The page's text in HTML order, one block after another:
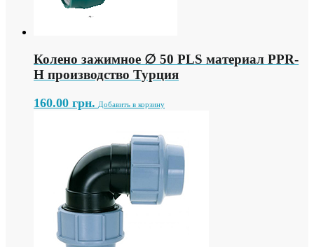
Колено зажимное ∅ 50 PLS материал PPR-
H производство Турция
160.00 грн. Добавить в корзину